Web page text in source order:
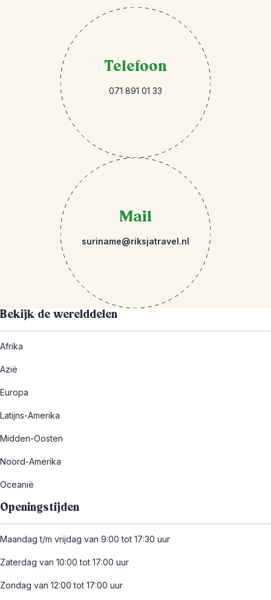
Telefoon
071 891 01 33
Mail
suriname@riksjatravel.nl
Bekijk de werelddelen
Afrika
Azië
Europa
Latijns-Amerika
Midden-Oosten
Noord-Amerika
Oceanië
Openingstijden
Maandag t/m vrijdag van 9:00 tot 17:30 uur
Zaterdag van 10:00 tot 17:00 uur
Zondag van 12:00 tot 17:00 uur